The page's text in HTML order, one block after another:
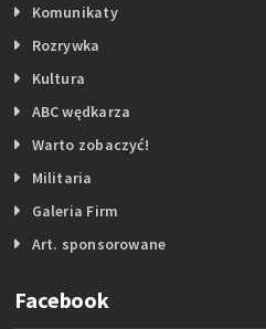
Komunikaty
Rozrywka
Kultura
ABC wędkarza
Warto zobaczyć!
Militaria
Galeria Firm
Art. sponsorowane
Facebook